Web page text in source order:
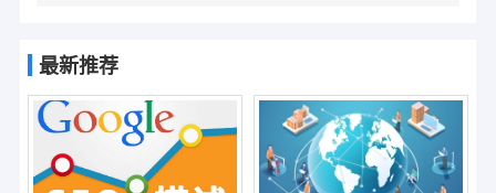
最新推荐